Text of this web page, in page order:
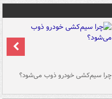
چرا سیم‌کشی خودرو ذوب می‌شود؟